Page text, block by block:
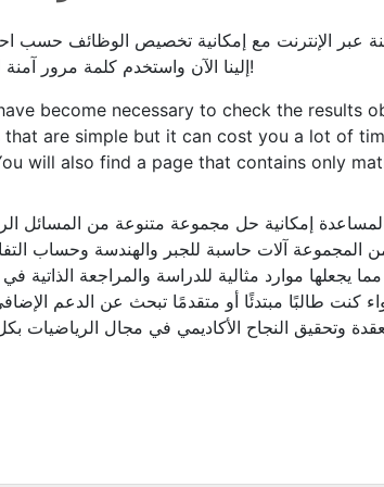
عبر الإنترنت مع إمكانية تخصيص الوظائف حسب
إلينا الآن واستخدم كلمة مرور آمنة لتأمين تجربتك!
become necessary to check the results
that are simple but it can cost you a lot of
will also find a page that contains only
المساعدة إمكانية حل مجموعة متنوعة من المسائل
المجموعة آلات حاسبة للجبر والهندسة وحساب
يجعلها موارد مثالية للدراسة والمراجعة
كنت طالبًا مبتدئًا أو متقدمًا تبحث عن الدعم